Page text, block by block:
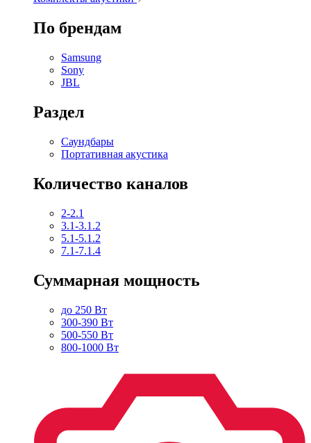
По брендам
Samsung
Sony
JBL
Раздел
Саундбары
Портативная акустика
Количество каналов
2-2.1
3.1-3.1.2
5.1-5.1.2
7.1-7.1.4
Суммарная мощность
до 250 Вт
300-390 Вт
500-550 Вт
800-1000 Вт